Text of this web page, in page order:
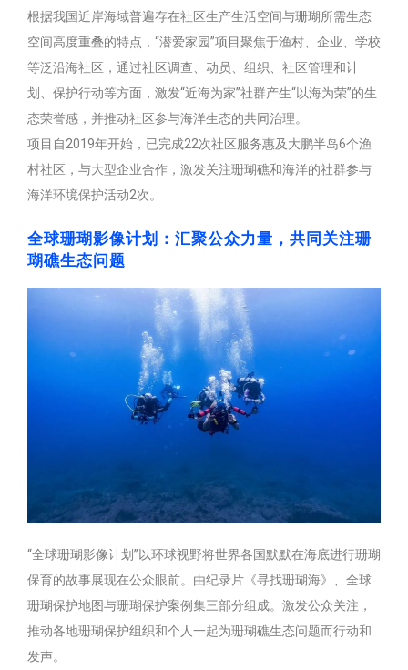
根据我国近岸海域普遍存在社区生产生活空间与珊瑚所需生态
空间高度重叠的特点，“潜爱家园”项目聚焦于渔村、企业、学校
等泛沿海社区，通过社区调查、动员、组织、社区管理和计
划、保护行动等方面，激发“近海为家”社群产生“以海为荣”的生
态荣誉感，并推动社区参与海洋生态的共同治理。
项目自2019年开始，已完成22次社区服务惠及大鹏半岛6个渔
村社区，与大型企业合作，激发关注珊瑚礁和海洋的社群参与
海洋环境保护活动2次。
全球珊瑚影像计划：汇聚公众力量，共同关注珊
瑚礁生态问题
“全球珊瑚影像计划”以环球视野将世界各国默默在海底进行珊瑚
保育的故事展现在公众眼前。由纪录片《寻找珊瑚海》、全球
珊瑚保护地图与珊瑚保护案例集三部分组成。激发公众关注，
推动各地珊瑚保护组织和个人一起为珊瑚礁生态问题而行动和
发声。